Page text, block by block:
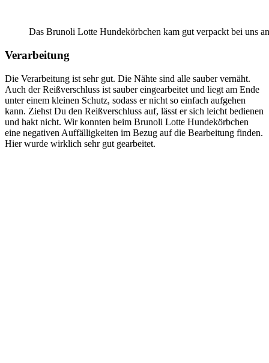
Das Brunoli Lotte Hundekörbchen kam gut verpackt bei uns
Verarbeitung
Die Verarbeitung ist sehr gut. Die Nähte sind alle sauber vernäht.
Auch der Reißverschluss ist sauber eingearbeitet und liegt am Ende
unter einem kleinen Schutz, sodass er nicht so einfach aufgehen
kann. Ziehst Du den Reißverschluss auf, lässt er sich leicht bedienen
und hakt nicht. Wir konnten beim Brunoli Lotte Hundekörbchen
eine negativen Auffälligkeiten im Bezug auf die Bearbeitung finden.
Hier wurde wirklich sehr gut gearbeitet.